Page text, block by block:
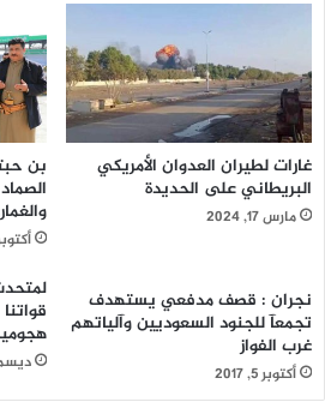
غارات لطيران العدوان الأمريكي
البريطاني على الحديدة
مارس 17, 2024
بن
أكتوبر 27,
نجران : قصف مدفعي يستهدف
تجمعآ للجنود السعوديين وآلياتهم
غرب الفواز
أكتوبر 5, 2017
هجومية
ديسمبر